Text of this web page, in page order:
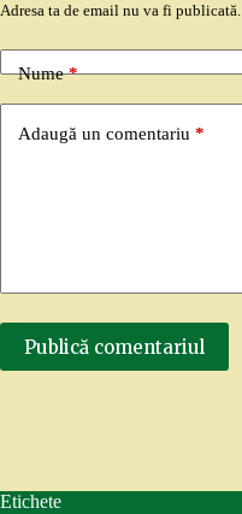
Adresa ta de email nu va fi publicată.
Nume*
Adaugă un comentariu *
Publică comentariul
Etichete